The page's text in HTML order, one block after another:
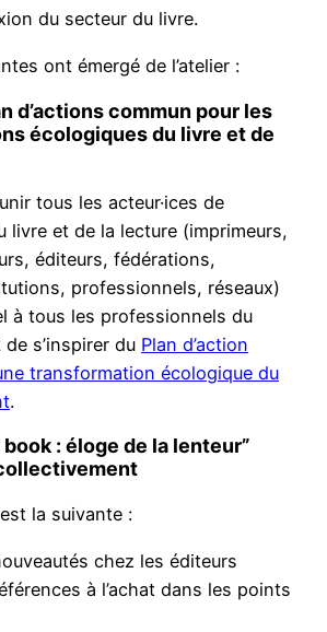
du secteur du livre.
ont émergé de l’atelier :
d’actions commun pour les
écologiques du livre et de
tous les acteur·ices de
livre et de la lecture (imprimeurs,
éditeurs, fédérations,
professionnels, réseaux)
à tous les professionnels du
s’inspirer du Plan d’action
transformation écologique du
.
book : éloge de la lenteur”
la suivante :
chez les éditeurs
à l’achat dans les points